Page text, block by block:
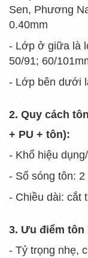
Sen, Phương
0.40mm
- Lớp ở giữa là
50/91; 60/
- Lớp bên dưới
2. Quy cách tôn
+ PU + tôn):
- Khổ hiệu
- Số sóng tôn: 2
- Chiều dài: cắt
3. Ưu điểm
- Tỷ trọng nhẹ,